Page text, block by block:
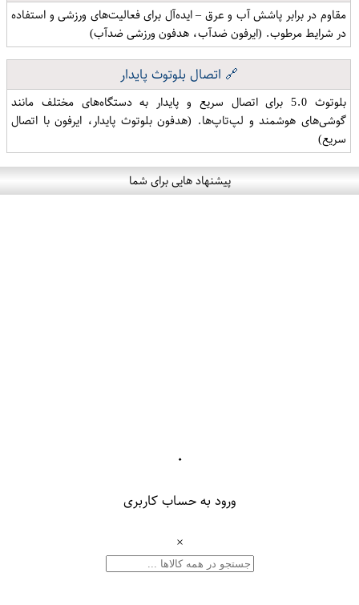
مقاوم در برابر پاشش آب و عرق – ایده‌آل برای فعالیت‌های ورزشی و استفاده
در شرایط مرطوب. (ایرفون ضدآب، هدفون ورزشی ضدآب)
🔗 اتصال بلوتوث پایدار
بلوتوث 5.0 برای اتصال سریع و پایدار به دستگاه‌های مختلف مانند
گوشی‌های هوشمند و لپ‌تاپ‌ها. (هدفون بلوتوث پایدار، ایرفون با اتصال
سریع)
پیشنهاد هایی برای شما
۰
ورود به حساب کاربری
×